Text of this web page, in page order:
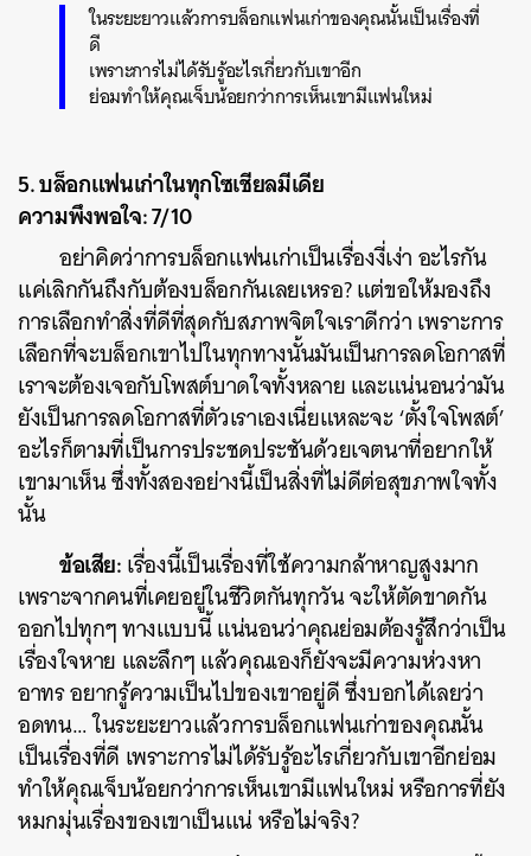
ในระยะยาวแล้วการบล็อกแฟนเก่าของคุณนั้นเป็นเรื่องที่
ดี
เพราะการไม่ได้รับรู้อะไรเกี่ยวกับเขาอีก
ย่อมทำให้คุณเจ็บน้อยกว่าการเห็นเขามีแฟนใหม่
5. บล็อกแฟนเก่าในทุกโซเชียลมีเดีย
ความพึงพอใจ: 7/10
อย่าคิดว่าการบล็อกแฟนเก่าเป็นเรื่องงี่เง่า อะไรกัน
แค่เลิกกันถึงกับต้องบล็อกกันเลยเหรอ? แต่ขอให้มองถึง
การเลือกทำสิ่งที่ดีที่สุดกับสภาพจิตใจเราดีกว่า เพราะการ
เลือกที่จะบล็อกเขาไปในทุกทางนั้นมันเป็นการลดโอกาสที่
เราจะต้องเจอกับโพสต์บาดใจทั้งหลาย และแน่นอนว่ามัน
ยังเป็นการลดโอกาสที่ตัวเราเองเนี่ยแหละจะ ‘ตั้งใจโพสต์’
อะไรก็ตามที่เป็นการประชดประชันด้วยเจตนาที่อยากให้
เขามาเห็น ซึ่งทั้งสองอย่างนี้เป็นสิ่งที่ไม่ดีต่อสุขภาพใจทั้ง
นั้น
ข้อเสีย:เรื่องนี้เป็นเรื่องที่ใช้ความกล้าหาญสูงมาก
เพราะจากคนที่เคยอยู่ในชีวิตกันทุกวัน จะให้ตัดขาดกัน
ออกไปทุกๆ ทางแบบนี้ แน่นอนว่าคุณย่อมต้องรู้สึกว่าเป็น
เรื่องใจหาย และลึกๆ แล้วคุณเองก็ยังจะมีความห่วงหา
อาทร อยากรู้ความเป็นไปของเขาอยู่ดี ซึ่งบอกได้เลยว่า
อดทน… ในระยะยาวแล้วการบล็อกแฟนเก่าของคุณนั้น
เป็นเรื่องที่ดี เพราะการไม่ได้รับรู้อะไรเกี่ยวกับเขาอีกย่อม
ทำให้คุณเจ็บน้อยกว่าการเห็นเขามีแฟนใหม่ หรือการที่ยัง
หมกมุ่นเรื่องของเขาเป็นแน่ หรือไม่จริง?